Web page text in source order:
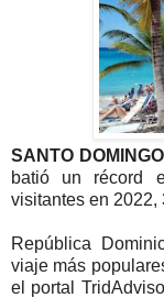
SANTO
batió un récord
visitantes en 2022,
República
viaje más
el portal